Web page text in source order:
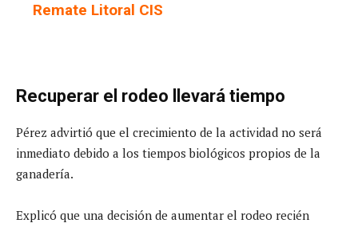
Remate Litoral CIS
Recuperar el rodeo llevará tiempo
Pérez advirtió que el crecimiento de la actividad no será
inmediato debido a los tiempos biológicos propios de la
ganadería.
Explicó que una decisión de aumentar el rodeo recién